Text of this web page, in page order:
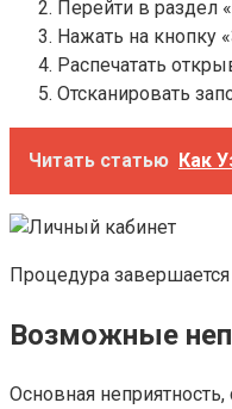
Перейти в раздел
Нажать на кнопку
Распечатать
Отсканировать
Читать статью Как
Процедура
Возможные
Основная